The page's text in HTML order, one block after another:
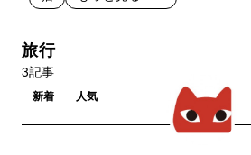
旅行
3記事
新着 人気